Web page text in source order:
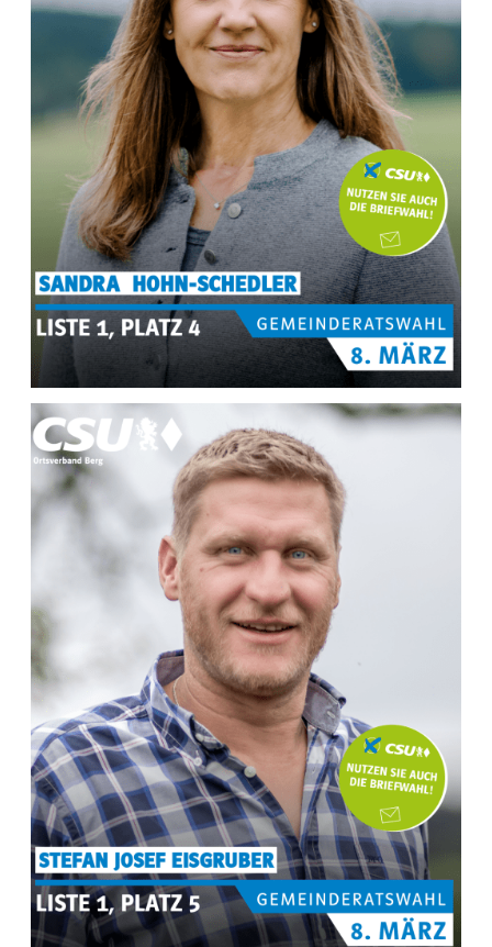
MEHR INFOS ZU
Sandra Hohn-Schedler